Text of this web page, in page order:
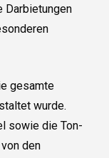
Darbietungen
gesamte
wurde.
sowie die Ton-
den